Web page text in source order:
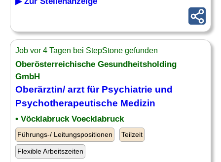
Job vor 4 Tagen bei StepStone gefunden
Oberösterreichische Gesundheitsholding
GmbH
Oberärztin/ arzt für Psychiatrie und
Psychotherapeutische Medizin
• Vöcklabruck Voecklabruck
Führungs-/ Leitungspositionen Teilzeit
Flexible Arbeitszeiten